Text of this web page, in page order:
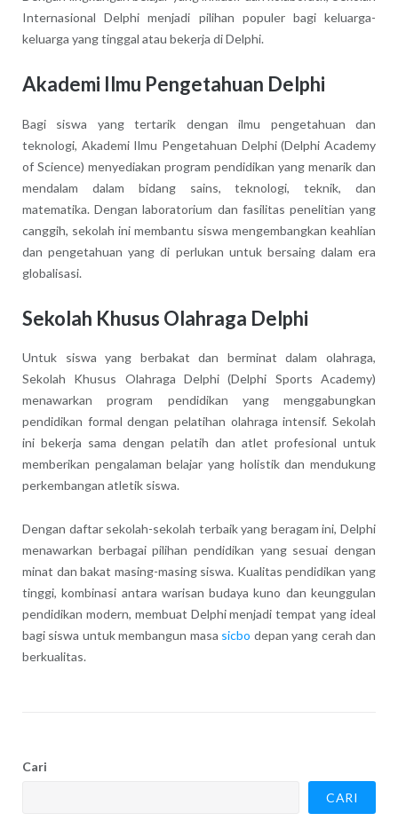
Internasional Delphi menjadi pilihan populer bagi keluarga-
keluarga yang tinggal atau bekerja di Delphi.
Akademi Ilmu Pengetahuan Delphi
Bagi siswa yang tertarik dengan ilmu pengetahuan dan
teknologi, Akademi Ilmu Pengetahuan Delphi (Delphi Academy
of Science) menyediakan program pendidikan yang menarik dan
mendalam dalam bidang sains, teknologi, teknik, dan
matematika. Dengan laboratorium dan fasilitas penelitian yang
canggih, sekolah ini membantu siswa mengembangkan keahlian
dan pengetahuan yang di perlukan untuk bersaing dalam era
globalisasi.
Sekolah Khusus Olahraga Delphi
Untuk siswa yang berbakat dan berminat dalam olahraga,
Sekolah Khusus Olahraga Delphi (Delphi Sports Academy)
menawarkan program pendidikan yang menggabungkan
pendidikan formal dengan pelatihan olahraga intensif. Sekolah
ini bekerja sama dengan pelatih dan atlet profesional untuk
memberikan pengalaman belajar yang holistik dan mendukung
perkembangan atletik siswa.
Dengan daftar sekolah-sekolah terbaik yang beragam ini, Delphi
menawarkan berbagai pilihan pendidikan yang sesuai dengan
minat dan bakat masing-masing siswa. Kualitas pendidikan yang
tinggi, kombinasi antara warisan budaya kuno dan keunggulan
pendidikan modern, membuat Delphi menjadi tempat yang ideal
bagi siswa untuk membangun masa sicbo depan yang cerah dan
berkualitas.
Cari
CARI